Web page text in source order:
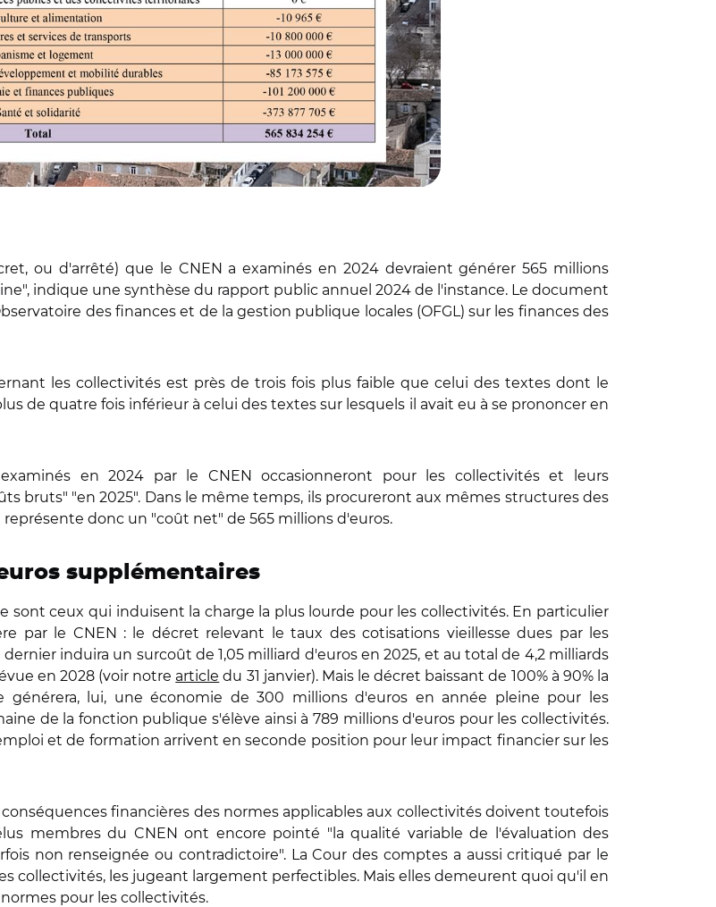
ou d'arrêté) que le CNEN a examinés en 2024 devraient générer 565 millions
indique une synthèse du rapport public annuel 2024 de l'instance. Le document
des finances et de la gestion publique locales (OFGL) sur les finances des
les collectivités est près de trois fois plus faible que celui des textes dont le
de quatre fois inférieur à celui des textes sur lesquels il avait eu à se prononcer en
en 2024 par le CNEN occasionneront pour les collectivités et leurs
bruts" "en 2025". Dans le même temps, ils procureront aux mêmes structures des
représente donc un "coût net" de 565 millions d'euros.
supplémentaires
ceux qui induisent la charge la plus lourde pour les collectivités. En particulier
par le CNEN : le décret relevant le taux des cotisations vieillesse dues par les
induira un surcoût de 1,05 milliard d'euros en 2025, et au total de 4,2 milliards
en 2028 (voir notre article du 31 janvier). Mais le décret baissant de 100% à 90% la
lui, une économie de 300 millions d'euros en année pleine pour les
de la fonction publique s'élève ainsi à 789 millions d'euros pour les collectivités.
et de formation arrivent en seconde position pour leur impact financier sur les
financières des normes applicables aux collectivités doivent toutefois
membres du CNEN ont encore pointé "la qualité variable de l'évaluation des
non renseignée ou contradictoire". La Cour des comptes a aussi critiqué par le
collectivités, les jugeant largement perfectibles. Mais elles demeurent quoi qu'il en
pour les collectivités.